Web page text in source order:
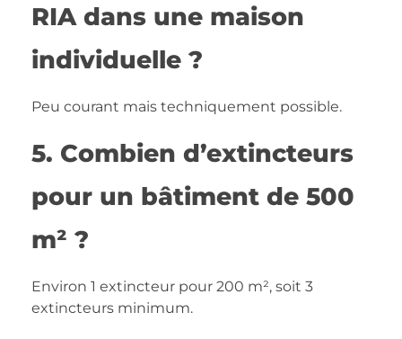
RIA dans une maison
individuelle ?
Peu courant mais techniquement possible.
5. Combien d’extincteurs
pour un bâtiment de 500
m² ?
Environ 1 extincteur pour 200 m², soit 3
extincteurs minimum.